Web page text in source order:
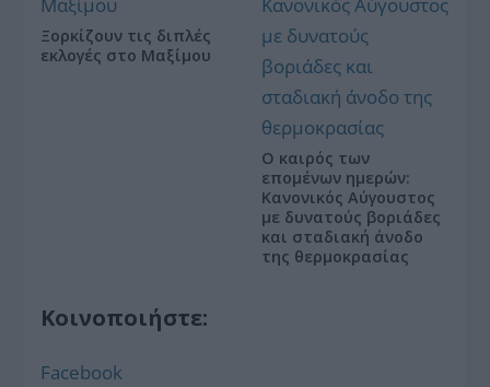
Ξορκίζουν τις διπλές
εκλογές στο Μαξίμου
Ο καιρός των
επομένων ημερών:
Κανονικός Αύγουστος
με δυνατούς βοριάδες
και σταδιακή άνοδο
της θερμοκρασίας
Κοινοποιήστε:
Facebook